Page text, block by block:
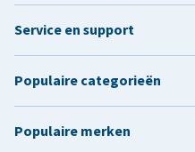
Service en support
Populaire categorieën
Populaire merken